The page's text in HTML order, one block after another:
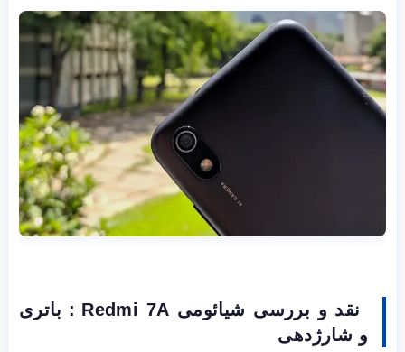
نقد و بررسی شیائومی Redmi 7A : باتری
و شارژدهی